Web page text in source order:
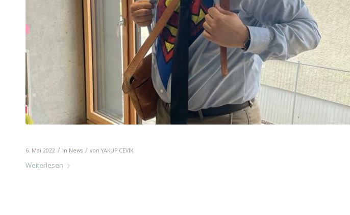
6. Mai 2022 / in News / von YAKUP CEVIK
Weiterlesen